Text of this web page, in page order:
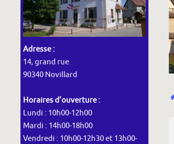
Adresse :
14, grand rue
90340 Novillard
Horaires d’ouverture :
Lundi : 10h00-12h00
Mardi : 14h00-18h00
Vendredi : 10h00-12h30 et 13h00-